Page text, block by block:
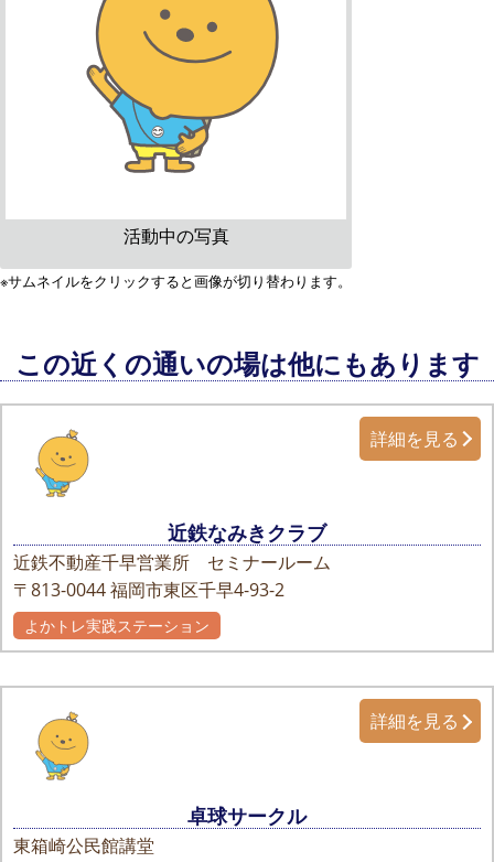
活動中の写真
※サムネイルをクリックすると画像が切り替わります。
この近くの通いの場は他にもあります
近鉄なみきクラブ
近鉄不動産千早営業所 セミナールーム
〒813-0044福岡市東区千早4-93-2
詳細を見る
よかトレ実践ステーション
卓球サークル
東箱崎公民館講堂
詳細を見る